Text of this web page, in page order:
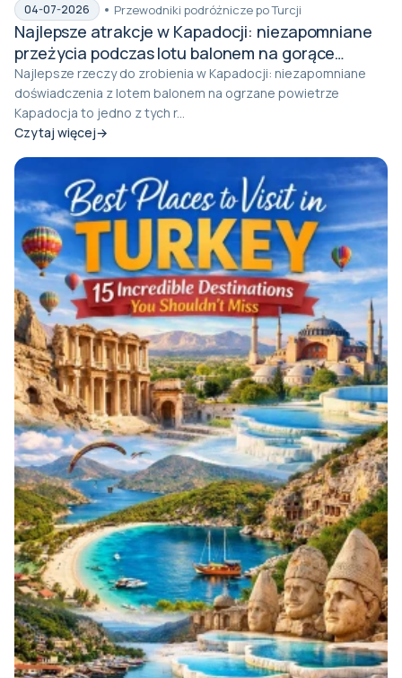
04-07-2026 Przewodniki podróżnicze po Turcji
Najlepsze atrakcje w Kapadocji: niezapomniane
przeżycia podczas lotu balonem na gorące
powietrze
Najlepsze rzeczy do zrobienia w Kapadocji: niezapomniane
doświadczenia z lotem balonem na ogrzane powietrze
Kapadocja to jedno z tych r...
Czytaj więcej